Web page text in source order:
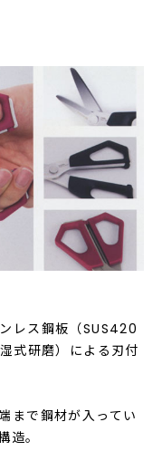
レス鋼板（SUS420
式研磨）による刃付
まで鋼材が入ってい
造。